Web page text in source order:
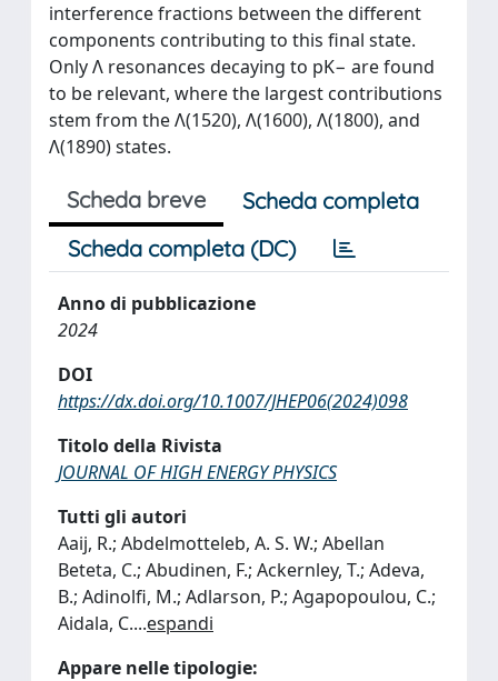
interference fractions between the different
components contributing to this final state.
Only Λ resonances decaying to pK− are found
to be relevant, where the largest contributions
stem from the Λ(1520), Λ(1600), Λ(1800), and
Λ(1890) states.
Scheda breve
Scheda completa
Scheda completa (DC)
Anno di pubblicazione
2024
DOI
https://dx.doi.org/10.1007/JHEP06(2024)098
Titolo della Rivista
JOURNAL OF HIGH ENERGY PHYSICS
Tutti gli autori
Aaij, R.; Abdelmotteleb, A. S. W.; Abellan
Beteta, C.; Abudinen, F.; Ackernley, T.; Adeva,
B.; Adinolfi, M.; Adlarson, P.; Agapopoulou, C.;
Aidala, C....espandi
Appare nelle tipologie: